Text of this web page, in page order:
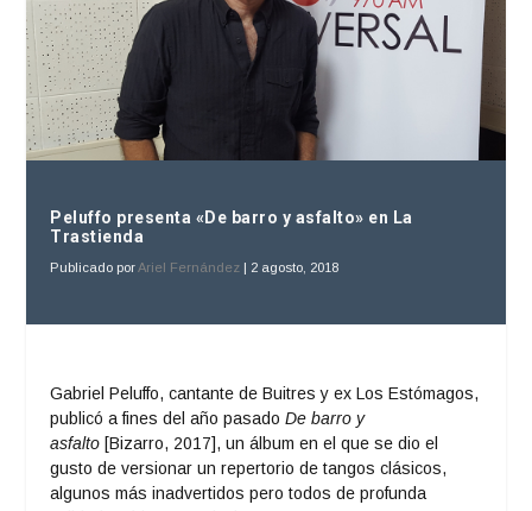
Peluffo presenta «De barro y asfalto» en La
Trastienda
Publicado porAriel Fernández 2 agosto, 2018
Gabriel Peluffo, cantante de Buitres y ex Los Estómagos,
publicó a fines del año pasadoDe barro y
asfalto [Bizarro, 2017], un álbum en el que se dio el
gusto de versionar un repertorio de tangos clásicos,
algunos más inadvertidos pero todos de profunda